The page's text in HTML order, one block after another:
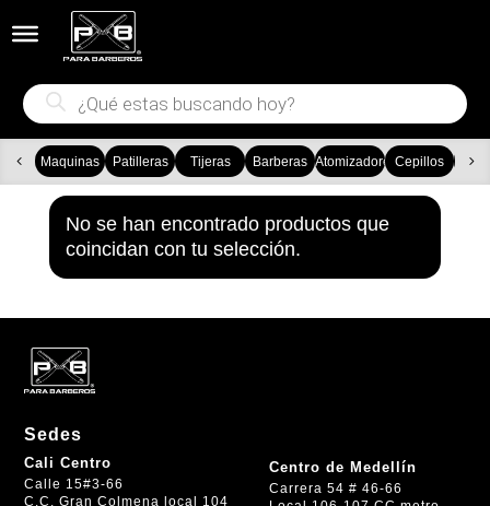
Búsqueda
de
productos
Maquinas Patilleras Tijeras Barberas AtomizadoresCepillos
No se han encontrado productos que
coincidan con tu selección.
Sedes
Cali Centro
Calle 15#3-66
C.C. Gran Colmena local 104
Centro de Medellín
Carrera 54 # 46-66